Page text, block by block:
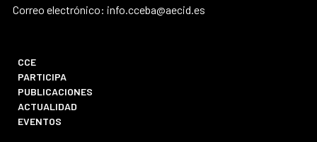
Correo electrónico: info.cceba@aecid.es
CCE
PARTICIPA
PUBLICACIONES
ACTUALIDAD
EVENTOS